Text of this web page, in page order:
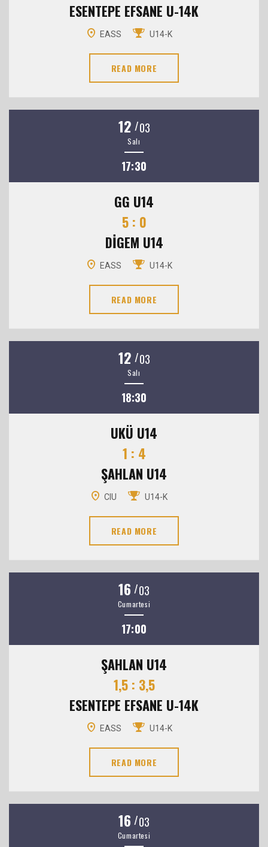
ESENTEPE EFSANE U-14K
EASS U14-K
READ MORE
12 /03
Salı
17:30
GG U14
5 : 0
DİGEM U14
EASS U14-K
READ MORE
12 /03
Salı
18:30
UKÜ U14
1 : 4
ŞAHLAN U14
CIU U14-K
READ MORE
16 /03
Cumartesi
17:00
ŞAHLAN U14
1,5 : 3,5
ESENTEPE EFSANE U-14K
EASS U14-K
READ MORE
16 /03
Cumartesi